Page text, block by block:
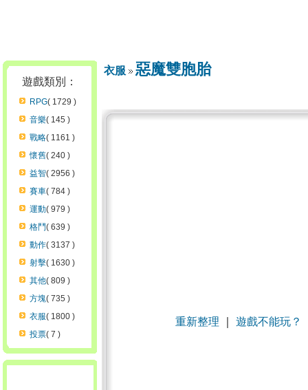
遊戲類別：
RPG( 1729 )
音樂( 145 )
戰略( 1161 )
懷舊( 240 )
益智( 2956 )
賽車( 784 )
運動( 979 )
格鬥( 639 )
動作( 3137 )
射擊( 1630 )
其他( 809 )
方塊( 735 )
衣服( 1800 )
投票( 7 )
衣服 惡魔雙胞胎
重新整理 遊戲不能玩？